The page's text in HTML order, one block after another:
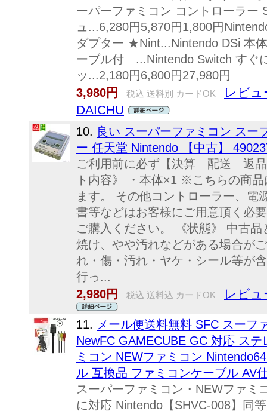
ーパーファミコン コントローラ
ュ...6,280円5,870円1,800円
ダプター ★Nint...Nintendo DSi 本
ーブル付 ...Nintendo Switch すぐ
ッ...2,180円6,800円27,980円
3,980円
税込 送料別 カードOK
レビュ
DAICHU
10. 良い スーパーファミコン スー
ー 任天堂 Nintendo 【中古】
ご利用前に必ず【決算 配送 返品
ト内容》 ・本体×1 ※こちらの商
ます。 その他コントローラー、電
書等などはお客様にご用意頂く必
ご購入ください。 《状態》 中古
焼け、やや汚れなどがある場合が
れ・傷・汚れ・ヤケ・シール等が
行っ...
2,980円
税込 送料込 カードOK レビュ
11. メール便送料無料 SFC スーフ
NewFC GAMECUBE GC 対応 ス
ミコン NEWファミコン
ル 互換品 ファミコンケーブル AV
スーパーファミコン・NEWファミ
に対応 Nintendo【SHVC-008】同